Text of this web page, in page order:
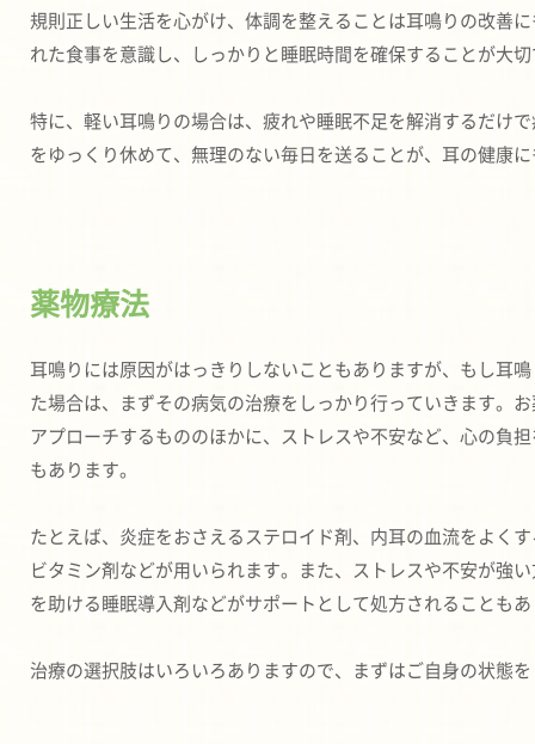
規則正しい生活を心がけ、体調を整えることは耳鳴りの改善
れた食事を意識し、しっかりと睡眠時間を確保することが大
特に、軽い耳鳴りの場合は、疲れや睡眠不足を解消するだけ
をゆっくり休めて、無理のない毎日を送ることが、耳の健康
薬物療法
耳鳴りには原因がはっきりしないこともありますが、もし耳
た場合は、まずその病気の治療をしっかり行っていきます。
アプローチするもののほかに、ストレスや不安など、心の負
もあります。
たとえば、炎症をおさえるステロイド剤、内耳の血流をよく
ビタミン剤などが用いられます。また、ストレスや不安が強
を助ける睡眠導入剤などがサポートとして処方されることも
治療の選択肢はいろいろありますので、まずはご自身の状態